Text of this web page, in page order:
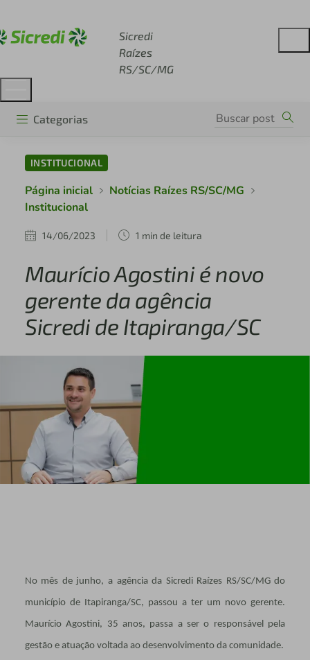
Sicredi
Raízes
RS/SC/MG
Categorias
INSTITUCIONAL
Página inicial
Notícias Raízes RS/SC/MG
Institucional
14/06/2023 1 min de leitura
Maurício Agostini é novo
gerente da agência
Sicredi de Itapiranga/SC
No mês de junho, a agência da Sicredi Raízes RS/SC/MG do
município de Itapiranga/SC, passou a ter um novo gerente.
Maurício Agostini, 35 anos, passa a ser o responsável pela
gestão e atuação voltada ao desenvolvimento da comunidade.